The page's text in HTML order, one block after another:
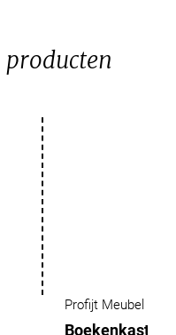
producten
Profijt Meubel
Boekenkast